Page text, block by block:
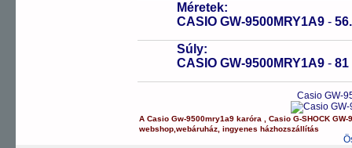
Méretek:
CASIO GW-9500MRY1A9 -
Súly:
CASIO GW-9500MRY1A9 - 81
Casio GW-
ACasio Gw-9500mry1a9 karóra ,Casio G-SHOCK GW-
webshop ,webáruház ,ingyenes házhozszállítás